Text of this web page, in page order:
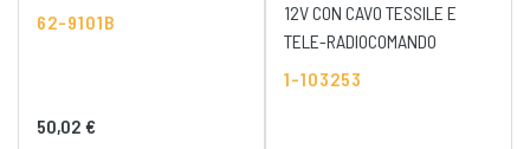
62-9101B
50,02 €
12V CON CAVO TESSILE E
TELE-RADIOCOMANDO
1-103253